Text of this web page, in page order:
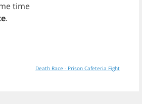
time
.
Death Race - Prison Cafeteria Fight